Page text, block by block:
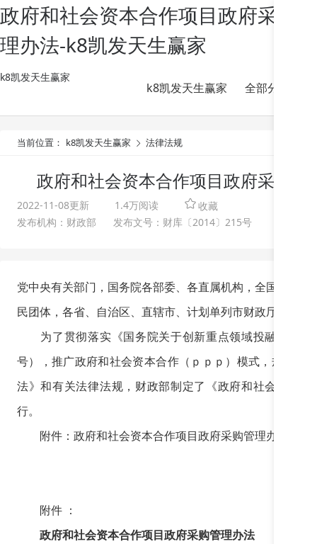
政府和社会资本合作项目政府采购管
理办法-k8凯发天生赢家
k8凯发天生赢家
k8凯发天生赢家 全部分类
当前位置： k8凯发天生赢家 法律法规
政府和社会资本合作项目政府采购管
2022-11-08更新 1.4万阅读 收藏
发布机构： 财政部 发布文号： 财库〔2014〕215号
党中央有关部门，国务院各部委、各直属机构，全国人大
民团体，各省、自治区、直辖市、计划单列市财政厅（局
为了贯彻落实《国务院关于创新重点领域投融资机
号），推广政府和社会资本合作（ｐｐｐ）模式，规范ｐ
法》和有关法律法规，财政部制定了《政府和社会资本
行。
附件：政府和社会资本合作项目政府采购管理办法
附件 ：
政府和社会资本合作项目政府采购管理办法